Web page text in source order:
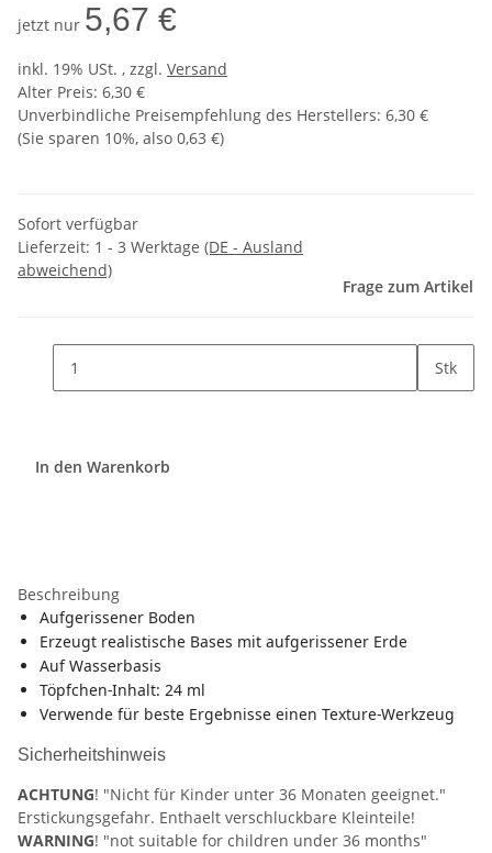
jetzt nur 5,67 €
inkl. 19% USt. , zzgl. Versand
Alter Preis: 6,30 €
Unverbindliche Preisempfehlung des Herstellers: 6,30 €
(Sie sparen 10%, also 0,63 €)
Sofort verfügbar
Lieferzeit: 1 - 3 Werktage (DE - Ausland
abweichend)
Frage zum Artikel
Stk
In den Warenkorb
Beschreibung
Aufgerissener Boden
Erzeugt realistische Bases mit aufgerissener Erde
Auf Wasserbasis
Töpfchen-Inhalt: 24 ml
Verwende für beste Ergebnisse einen Texture-Werkzeug
Sicherheitshinweis
ACHTUNG! "Nicht für Kinder unter 36 Monaten geeignet."
Erstickungsgefahr. Enthaelt verschluckbare Kleinteile!
WARNING! "not suitable for children under 36 months"